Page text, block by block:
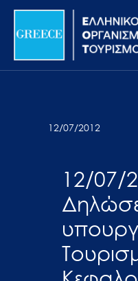
Σημείωση:
ιστότοπος
προσβασιμότητας.
Μετάβαση
περιεχόμενο
12/07/2012
12/07/